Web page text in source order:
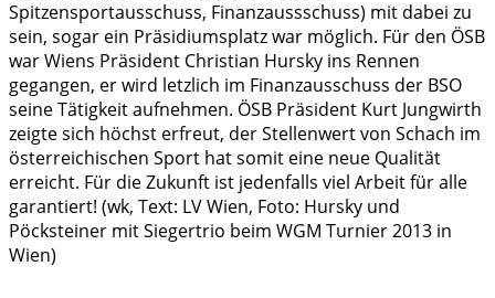
Spitzensportausschuss, Finanzaussschuss) mit dabei zu
sein, sogar ein Präsidiumsplatz war möglich. Für den ÖSB
war Wiens Präsident Christian Hursky ins Rennen
gegangen, er wird letzlich im Finanzausschuss der BSO
seine Tätigkeit aufnehmen. ÖSB Präsident Kurt Jungwirth
zeigte sich höchst erfreut, der Stellenwert von Schach im
österreichischen Sport hat somit eine neue Qualität
erreicht. Für die Zukunft ist jedenfalls viel Arbeit für alle
garantiert! (wk, Text: LV Wien, Foto: Hursky und
Pöcksteiner mit Siegertrio beim WGM Turnier 2013 in
Wien)